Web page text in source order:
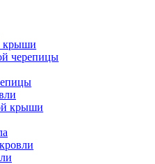
крыши
черепицы
крыши